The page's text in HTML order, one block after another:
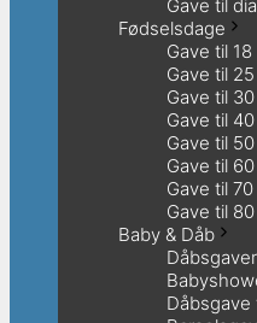
Gave til
Fødselsdage
Gave til
Gave til
Gave til
Gave til
Gave til
Gave til
Gave til
Gave til
Baby & Dåb
Dåbsgaver